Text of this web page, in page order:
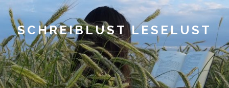
SCHREIBLUST LESELUST